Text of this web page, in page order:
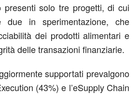
presenti solo tre progetti, di cui
due in sperimentazione, che
dei prodotti alimentari e
delle transazioni finanziarie.
supportati prevalgono
(43%) e l’eSupply Chain